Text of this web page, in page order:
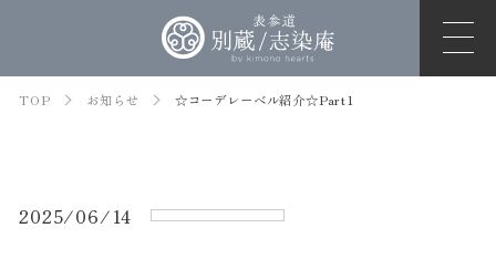
TOP お知らせ ☆コーデレーベル紹介☆Part1
2025/06/14